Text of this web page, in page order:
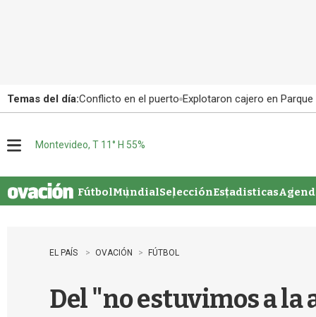
Temas del día:Conflicto en el puerto Explotaron cajero en
u
Montevideo, T 11° H 55%
FútbolMundialSelecciónEstadisticas
EL PAÍS OVACIÓN FÚTBOL
Del "no estuvimos a